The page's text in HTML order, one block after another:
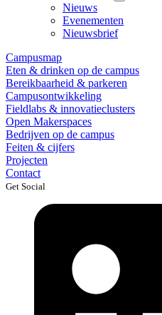
Nieuws
Evenementen
Nieuwsbrief
Campusmap
Eten & drinken op de campus
Bereikbaarheid & parkeren
Campusontwikkeling
Fieldlabs & innovatieclusters
Open Makerspaces
Bedrijven op de campus
Feiten & cijfers
Projecten
Contact
Get Social